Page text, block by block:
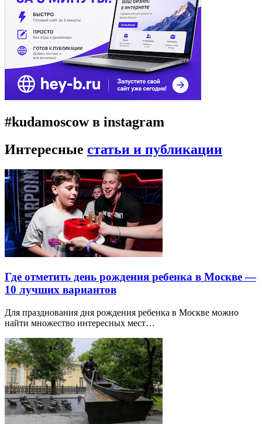
#kudamoscow в instagram
Интересные статьи и публикации
Где отметить день рождения ребенка в Москве —
10 лучших вариантов
Для празднования дня рождения ребенка в Москве можно
найти множество интересных мест…